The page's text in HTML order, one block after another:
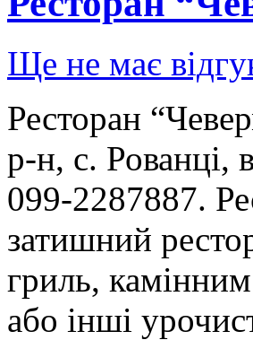
Ще не має
Ресторан
р-н, с. Рованці,
099-2287887.
затишний
гриль,
або інші